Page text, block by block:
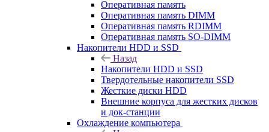
Оперативная память
Оперативная память DIMM
Оперативная память RDIMM
Оперативная память SO-DIMM
Накопители HDD и SSD
Назад
Накопители HDD и SSD
Твердотельные накопители SSD
Жесткие диски HDD
Внешние корпуса для жестких дисков
и док-станции
Охлаждение компьютера